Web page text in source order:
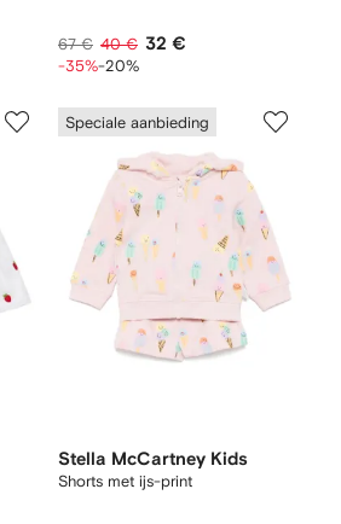
67 € 40 € 32 €
-35%-20%
Speciale aanbieding
Stella McCartney Kids
Shorts met ijs-print